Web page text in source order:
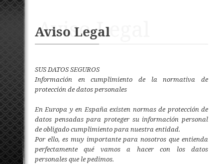
Aviso Legal
Aviso Legal
SUS DATOS SEGUROS
Información en cumplimiento de la normativa de
protección de datos personales
En Europa y en España existen normas de protección de
datos pensadas para proteger su información personal
de obligado cumplimiento para nuestra entidad.
Por ello, es muy importante para nosotros que entienda
perfectamente qué vamos a hacer con los datos
personales que le pedimos.